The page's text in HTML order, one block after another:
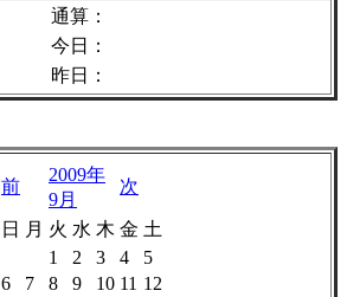
通算：
今日：
昨日：
前
2009年
9月
次
日 月 火 水 木 金 土
1
2 3 4
5
6
7 8 9 10 11 12